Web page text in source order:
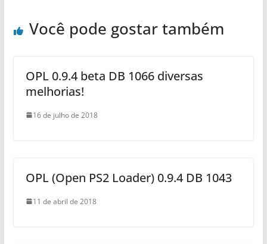
Você pode gostar também
OPL 0.9.4 beta DB 1066 diversas
melhorias!
16 de julho de 2018
OPL (Open PS2 Loader) 0.9.4 DB 1043
11 de abril de 2018